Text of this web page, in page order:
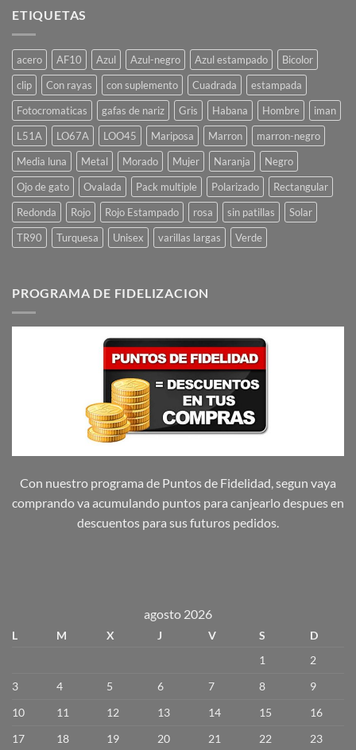
ETIQUETAS
acero AF10 Azul Azul-negro Azul estampado
Bicolor
clip
Con rayas con suplemento Cuadrada
estampada
Fotocromaticas
gafas de nariz Gris Habana Hombre
iman
L51A
LO67A LOO45 Mariposa Marron
marron-negro
Media luna
Metal Morado Mujer Naranja
Negro
Ojo de gato
Ovalada Pack multiple Polarizado
Rectangular
Redonda
Rojo Rojo Estampado rosa sin patillas
Solar
TR90
Turquesa Unisex varillas largas Verde
PROGRAMA DE FIDELIZACION
Con nuestro programa de Puntos de Fidelidad, segun vaya
comprando va acumulando puntos para canjearlo despues en
descuentos para sus futuros pedidos.
agosto 2026
L M X J V S
D
1
2
3
4 5 6 7 8
9
10
11 12 13 14 15
16
17
18 19 20 21 22 23